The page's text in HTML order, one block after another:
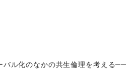
ル化のなかの共生倫理を考える──